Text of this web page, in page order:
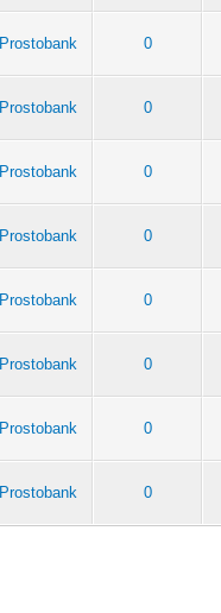
Prostobank 0
Prostobank 0
Prostobank 0
Prostobank 0
Prostobank 0
Prostobank 0
Prostobank 0
Prostobank 0